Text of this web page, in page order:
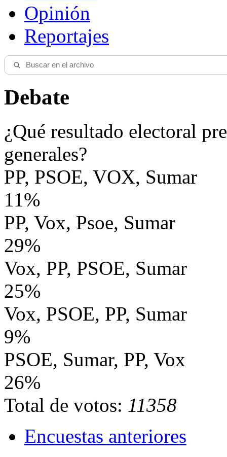
Opinión
Reportajes
Debate
¿Qué resultado electoral
generales?
PP, PSOE, VOX, Sumar
11%
PP, Vox, Psoe, Sumar
29%
Vox, PP, PSOE, Sumar
25%
Vox, PSOE, PP, Sumar
9%
PSOE, Sumar, PP, Vox
26%
Total de votos: 11358
Encuestas anteriores